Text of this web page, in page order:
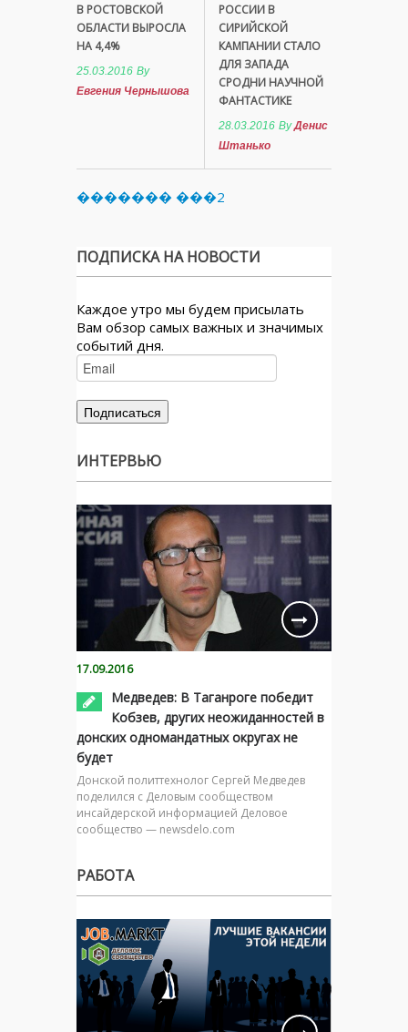
В РОСТОВСКОЙ
ОБЛАСТИ ВЫРОСЛА
НА 4,4%
25.03.2016 By
Евгения Чернышова
РОССИИ В
СИРИЙСКОЙ
КАМПАНИИ СТАЛО
ДЛЯ ЗАПАДА
СРОДНИ НАУЧНОЙ
ФАНТАСТИКЕ
28.03.2016 ByДенис
Штанько
������� ���2
ПОДПИСКА НА НОВОСТИ
Каждое утро мы будем присылать
Вам обзор самых важных и значимых
событий дня.
ИНТЕРВЬЮ
17.09.2016
Медведев: В Таганроге победит
Кобзев, других неожиданностей в
донских одномандатных округах не
будет
Донской политтехнолог Сергей Медведев
поделился с Деловым сообществом
инсайдерской информацией Деловое
сообщество — newsdelo.com
РАБОТА